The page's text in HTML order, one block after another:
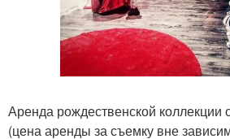
Аренда рождественской
(цена аренды за съемку вне